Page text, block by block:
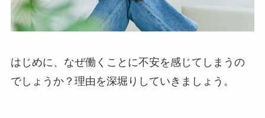
はじめに、なぜ働くことに不安を感じてしまうの
でしょうか？理由を深堀りしていきましょう。